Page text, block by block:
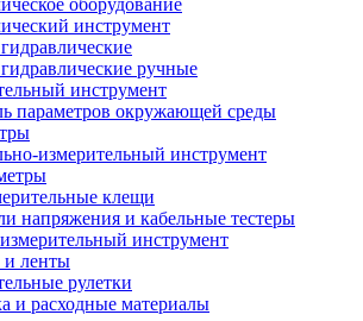
оборудование
инструмент
ручные
инструмент
параметров окружающей среды
измерительный инструмент
клещи
напряжения и кабельные тестеры
инструмент
и ленты
рулетки
и расходные материалы